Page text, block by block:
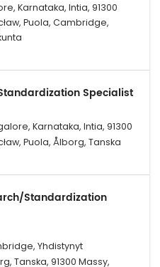
Karnataka, Intia, 91300
Puola, Cambridge,
Specialist
Karnataka, Intia, 91300
Puola, Ålborg, Tanska
Standardization
Yhdistynyt
Tanska, 91300 Massy,